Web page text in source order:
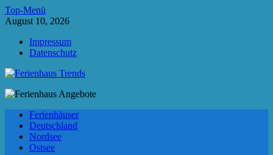
Zum
Inhalt
Top-Menü
August 10, 2026
Impressum
Datenschutz
Ferienhaus Trends
Ferienhäuser
Deutschland
Nordsee
Ostsee